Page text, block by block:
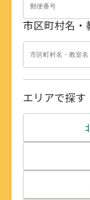
市区町村名・
エリアで探す